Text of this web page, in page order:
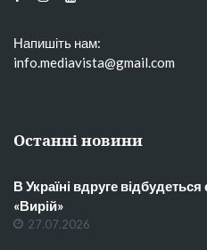
Напишіть нам:
info.mediavista@gmail.com
Останні новини
В Україні вдруге
«Вирій»
27.07.2026